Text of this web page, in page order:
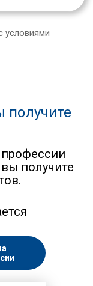
условиями
получите
получите